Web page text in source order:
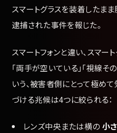
スマートグラスを装着したま
逮捕された事件を報じた。
スマートフォンと違い、スマー
「両手が空いている」「視線そ
いう、被害者側にとって極め
づける兆候は4つに絞られる：
レンズ中央または横の 小